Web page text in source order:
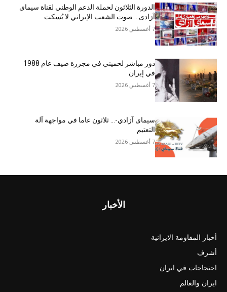
الدورة الثلاثون لحملة الدعم الوطني لقناة سیمای
آزادی… صوت الشعب الإيراني لا يُسكت
7 أغسطس 2026
دور مباشر لخميني في مجزرة صيف عام 1988
في إيران
7 أغسطس 2026
سيمای آزادي-… ثلاثون عاما في مواجهة آلة
التعتيم
7 أغسطس 2026
الأخبار
أخبار المقاومة الايرانية
أشرف
احتجاجات في ايران
ايران والعالم